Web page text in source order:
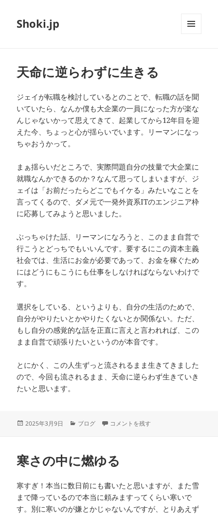
Shoki.jp
天命に逆らわずに生きる
ジェイが転職を検討しているとのことで、転職の話を聞
いていたら、なんか僕も大企業の一員になった方が楽な
んじゃないかって思えてきて、起業してから12年目を迎
えた今、ちょっと心が揺らいでいます。リーマンになっ
ちゃおうかって。
まぁ揺らいだところで、実際問題自分の技量で大企業に
就職なんかできるのか？なんて思ってしまいますが、ジ
ェイは「お前だったらどこでもイケる」みたいなことを
言ってくるので、ダメ元で一発外資系ITのエンジニア枠
に応募してみようと思いました。
ぶっちゃけた話、リーマンになろうと、このまま自営で
行こうとどっちでもいいんです。要するにこの資本主義
社会では、生活にお金が必要であって、お金を稼ぐため
にはどうにもこうにも仕事をしなければならないわけで
す。
選択をしている、というよりも、自分の生活のためで、
自分がやりたいとかやりたくないとか関係ない。ただ、
もし自分の感覚的な話を正直に言えと言われれば、この
まま自営で頑張りたいというのが本音です。
とにかく、この人生ずっと流されるまま生きてきました
ので、今回も流されるまま、天命に逆らわず生きていき
たいと思います。
投
2025年3月9日
カ
ー
ブログ 天命に逆らわずに生きる に
コメントを残す
寒さの中に燃ゆる
寒すぎ！本当に数日前にも書いたと思いますが、また雪
まで降っているので本当に頼みますってくらい寒いで
す。別に寒いのが嫌とかじゃないんですが、とりあえず